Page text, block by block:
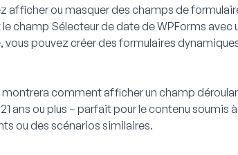
afficher ou masquer des champs de
champ Sélecteur de date de WPForms
vous pouvez créer des formulaires
montrera comment afficher un champ
ans ou plus – parfait pour le contenu
ou des scénarios similaires.